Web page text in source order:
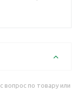
по товару или